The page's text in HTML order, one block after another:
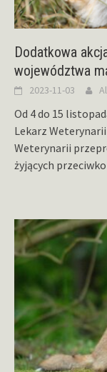
Dodatkowa
województwa
2023-11-03
Od 4 do 15
Lekarz
Weterynarii
żyjących przeciwko